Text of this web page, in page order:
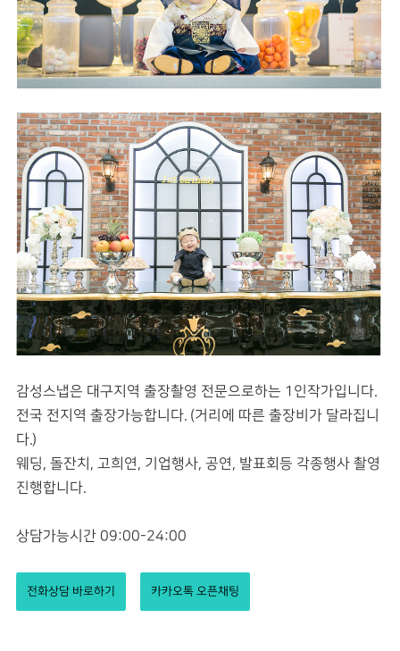
감성스냅은 대구지역 출장촬영 전문으로하는 1인작가입니다.
전국 전지역 출장가능합니다. (거리에 따른 출장비가 달라집니
다.)
웨딩, 돌잔치, 고희연, 기업행사, 공연, 발표회등 각종행사 촬영
진행합니다.
상담가능시간 09:00-24:00
전화상담 바로하기 카카오톡 오픈채팅